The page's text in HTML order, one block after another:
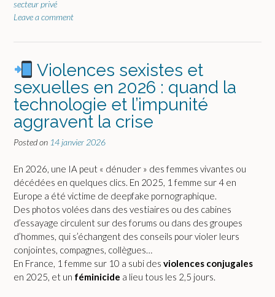
secteur privé
Leave a comment
Violences sexistes et
sexuelles en 2026 : quand la
technologie et l’impunité
aggravent la crise
Posted on 14 janvier 2026
En 2026, une IA peut « dénuder » des femmes vivantes ou
décédées en quelques clics. En 2025, 1 femme sur 4 en
Europe a été victime de deepfake pornographique.
Des photos volées dans des vestiaires ou des cabines
d’essayage circulent sur des forums ou dans des groupes
d’hommes, qui s’échangent des conseils pour violer leurs
conjointes, compagnes, collègues…
En France, 1 femme sur 10 a subi des violences conjugales
en 2025, et un féminicide a lieu tous les 2,5 jours.